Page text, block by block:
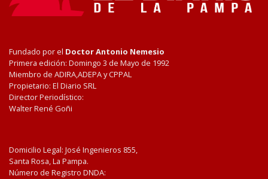
Fundado por el Doctor Antonio Nemesio
Primera edición: Domingo 3 de Mayo de 1992
Miembro de ADIRA,ADEPA y CPPAL
Propietario: El Diario SRL
Director Periodístico:
Walter René Goñi
Domicilio Legal: José Ingenieros 855,
Santa Rosa, La Pampa.
Número de Registro DNDA: